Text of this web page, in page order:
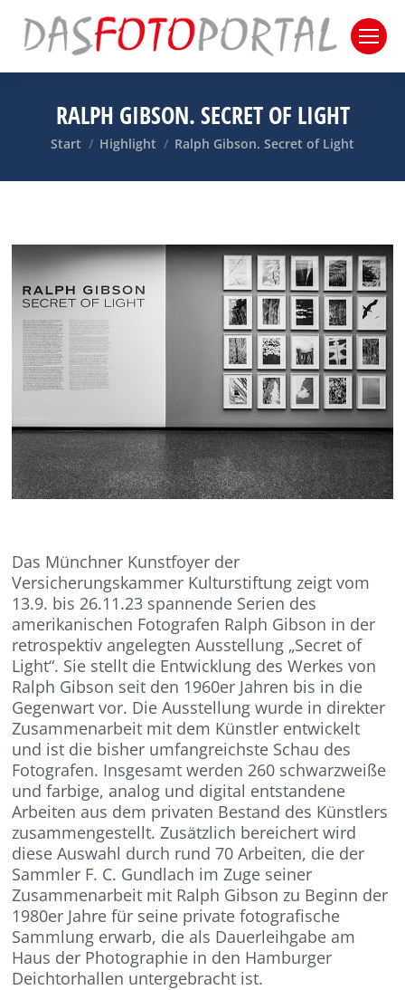
RALPH GIBSON. SECRET OF LIGHT
Sie befinden sich hier:
Start Highlight Ralph Gibson. Secret of Light
Das Münchner Kunstfoyer der
Versicherungskammer Kulturstiftung zeigt vom
13.9. bis 26.11.23 spannende Serien des
amerikanischen Fotografen Ralph Gibson in der
retrospektiv angelegten Ausstellung „Secret of
Light“. Sie stellt die Entwicklung des Werkes von
Ralph Gibson seit den 1960er Jahren bis in die
Gegenwart vor. Die Ausstellung wurde in direkter
Zusammenarbeit mit dem Künstler entwickelt
und ist die bisher umfangreichste Schau des
Fotografen. Insgesamt werden 260 schwarzweiße
und farbige, analog und digital entstandene
Arbeiten aus dem privaten Bestand des Künstlers
zusammengestellt. Zusätzlich bereichert wird
diese Auswahl durch rund 70 Arbeiten, die der
Sammler F. C. Gundlach im Zuge seiner
Zusammenarbeit mit Ralph Gibson zu Beginn der
1980er Jahre für seine private fotografische
Sammlung erwarb, die als Dauerleihgabe am
Haus der Photographie in den Hamburger
Deichtorhallen untergebracht ist.